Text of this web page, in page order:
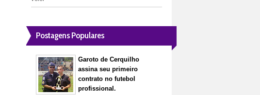
Postagens Populares
Garoto de Cerquilho
assina seu primeiro
contrato no futebol
profissional.